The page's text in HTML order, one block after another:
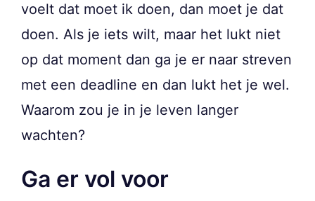
voelt dat moet ik doen, dan moet je dat
doen. Als je iets wilt, maar het lukt niet
op dat moment dan ga je er naar streven
met een deadline en dan lukt het je wel.
Waarom zou je in je leven langer
wachten?
Ga er vol voor